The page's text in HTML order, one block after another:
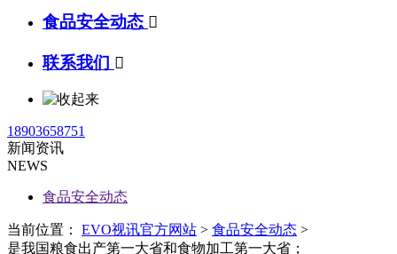
食品安全动态 
联系我们 
18903658751
新闻资讯
NEWS
食品安全动态
当前位置： EVO视讯官方网站 > 食品安全动态 >
是我国粮食出产第一大省和食物加工第一大省；